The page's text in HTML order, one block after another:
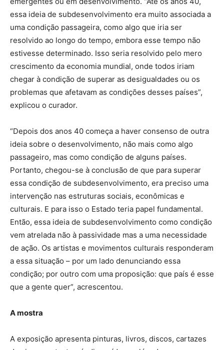
essa ideia de subdesenvolvimento era muito associada a
uma condição passageira, como algo que iria ser
resolvido ao longo do tempo, embora esse tempo não
estivesse determinado. Isso seria resolvido pelo mero
crescimento da economia mundial, onde todos iriam
chegar à condição de superar as desigualdades ou os
problemas que afetavam as condições desses países”,
explicou o curador.
“Depois dos anos 40 começa a haver consenso de outra
ideia sobre o desenvolvimento, não mais como algo
passageiro, mas como condição de alguns países.
Portanto, chegou-se à conclusão de que para superar
essa condição de subdesenvolvimento, era preciso uma
intervenção nas estruturas sociais, econômicas e
culturais. E para isso o Estado teria papel fundamental.
Então, essa ideia de subdesenvolvimento como condição
vem atrelada não à passividade mas a uma necessidade
de ação. Os artistas e movimentos culturais responderam
a essa situação – por um lado denunciando essa
condição; por outro com uma proposição: que país é esse
que a gente quer”, acrescentou.
A mostra
A exposição apresenta pinturas, livros, discos, cartazes